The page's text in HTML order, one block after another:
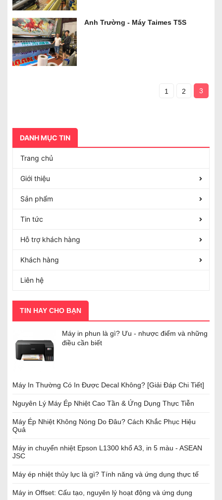
Anh Trường - Máy Taimes T5S
1 2 3
DANH MỤC TIN
Trang chủ
Giới thiệu
Sản phẩm
Tin tức
Hỗ trợ khách hàng
Khách hàng
Liên hệ
TIN HAY CHO BẠN
Máy in phun là gì? Ưu - nhược điểm và những
điều cần biết
Máy In Thường Có In Được Decal Không? [Giải Đáp Chi Tiết]
Nguyên Lý Máy Ép Nhiệt Cao Tần & Ứng Dụng Thực Tiễn
Máy Ép Nhiệt Không Nóng Do Đâu? Cách Khắc Phục Hiệu
Quả
Máy in chuyển nhiệt Epson L1300 khổ A3, in 5 màu - ASEAN
JSC
Máy ép nhiệt thủy lực là gì? Tính năng và ứng dụng thực tế
Máy in Offset: Cấu tạo, nguyên lý hoạt động và ứng dụng